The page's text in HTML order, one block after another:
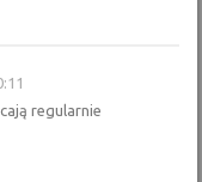
regularnie